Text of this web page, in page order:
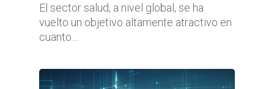
El sector salud, a nivel global, se ha
vuelto un objetivo altamente atractivo en
cuanto…